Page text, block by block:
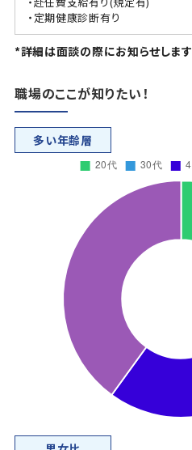
・定期健康診断有り
*詳細は面談の際にお知らせします
職場のここが知りたい！
多い年齢層